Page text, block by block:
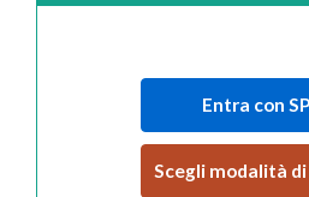
Entra con
Scegli modalità di